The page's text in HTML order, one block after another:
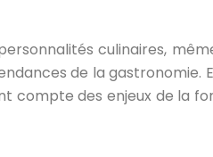
culinaires,
de la gastronomie.
compte des enjeux de la